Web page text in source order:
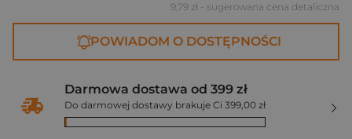
9,79 zł - sugerowana cena detaliczna
POWIADOM O DOSTĘPNOŚCI
Darmowa dostawa od 399 zł
Do darmowej dostawy brakuje Ci 399,00 zł